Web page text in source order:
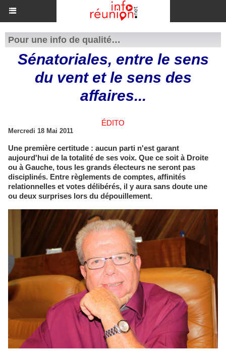
Pour une info de qualité…
Sénatoriales, entre le sens
du vent et le sens des
affaires...
ÉDITO
Mercredi 18 Mai 2011
Une première certitude : aucun parti n'est garant
aujourd'hui de la totalité de ses voix. Que ce soit à Droite
ou à Gauche, tous les grands électeurs ne seront pas
disciplinés. Entre règlements de comptes, affinités
relationnelles et votes délibérés, il y aura sans doute une
ou deux surprises lors du dépouillement.